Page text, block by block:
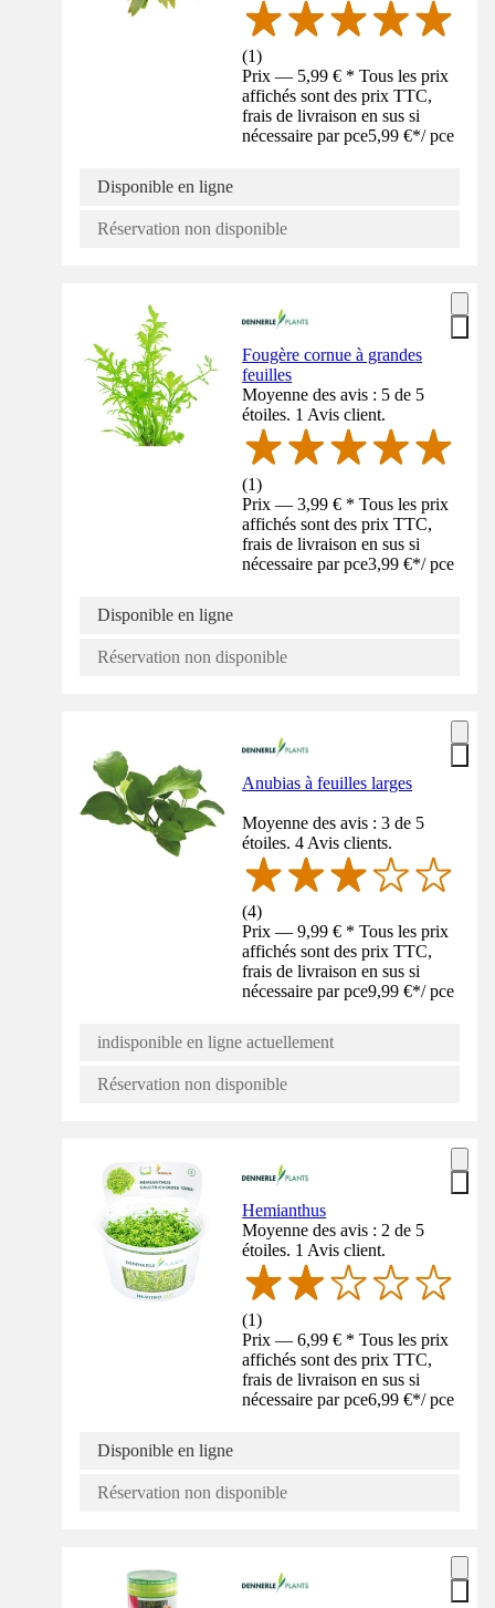
(1)
Prix — 5,99 € * Tous les prix
affichés sont des prix TTC,
frais de livraison en sus si
nécessaire par pce5,99 €*/ pce
Disponible en ligne
Réservation non disponible
Fougère cornue à grandes
feuilles
Moyenne des avis : 5 de 5
étoiles. 1 Avis client.
(1)
Prix — 3,99 € * Tous les prix
affichés sont des prix TTC,
frais de livraison en sus si
nécessaire par pce3,99 €*/ pce
Disponible en ligne
Réservation non disponible
Anubias à feuilles larges
Moyenne des avis : 3 de 5
étoiles. 4 Avis clients.
(4)
Prix — 9,99 € * Tous les prix
affichés sont des prix TTC,
frais de livraison en sus si
nécessaire par pce9,99 €*/ pce
indisponible en ligne actuellement
Réservation non disponible
Hemianthus
Moyenne des avis : 2 de 5
étoiles. 1 Avis client.
(1)
Prix — 6,99 € * Tous les prix
affichés sont des prix TTC,
frais de livraison en sus si
nécessaire par pce6,99 €*/ pce
Disponible en ligne
Réservation non disponible